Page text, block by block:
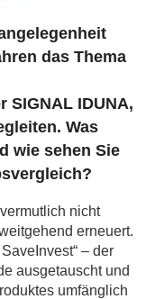
das Thema
SIGNAL IDUNA,
Was
wie sehen Sie
nicht
erneuert.
– der
ausgetauscht und
umfänglich